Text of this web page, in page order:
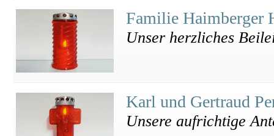
Familie Haimberger
Unser herzliches
Karl und Gertraud
Unsere aufrichtige